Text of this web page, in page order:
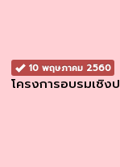
10 พฤษภาคม 2560
โครงการอบรมเชิ